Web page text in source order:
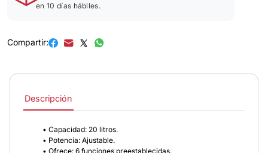
en 10 días hábiles.
Compartir:
Descripción
• Capacidad: 20 litros.
• Potencia: Ajustable.
• Ofrece: 6 funciones preestablecidas.